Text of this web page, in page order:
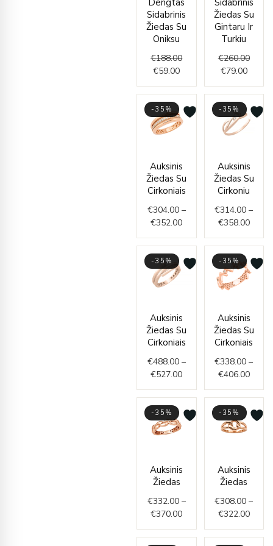
Dengtas
Sidabrinis
Žiedas Su
Oniksu
€188.00
was:
€188.00.
€59.00
is:
€59.00.
Sidabrinis
Žiedas Su
Gintaru Ir
Turkiu
€260.00
was:
€79.00
is:
-35%
Auksinis
Žiedas Su
Cirkoniais
€304.00 –
€352.00
range:
€304.00
through
€352.00
-35%
Auksinis
Žiedas Su
Cirkoniu
€314.00 –
€358.00
range:
-35%
Auksinis
Žiedas Su
Cirkoniais
€488.00 –
€527.00
range:
€488.00
through
€527.00
-35%
Auksinis
Žiedas Su
Cirkoniais
€338.00 –
€406.00
range:
-35%
Auksinis
Žiedas
€332.00 –
€370.00
range:
through
€370.00
-35%
Auksinis
Žiedas
€308.00 –
€322.00
range: